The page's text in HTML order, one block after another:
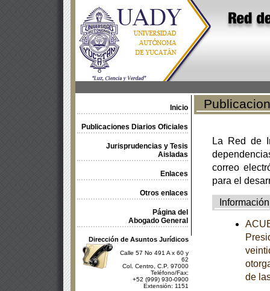
Inicio
Publicaciones Diarios Oficiales
Jurisprudencias y Tesis
Aisladas
Enlaces
Otros enlaces
Página del
Abogado General
Dirección de Asuntos Jurídicos
Calle 57 No 491 A x 60 y
62
Col. Centro, C.P. 97000
Teléfono/Fax:
+52 (999) 930-0900
Extensión: 1151
La Red de
correo
para el
Información
de